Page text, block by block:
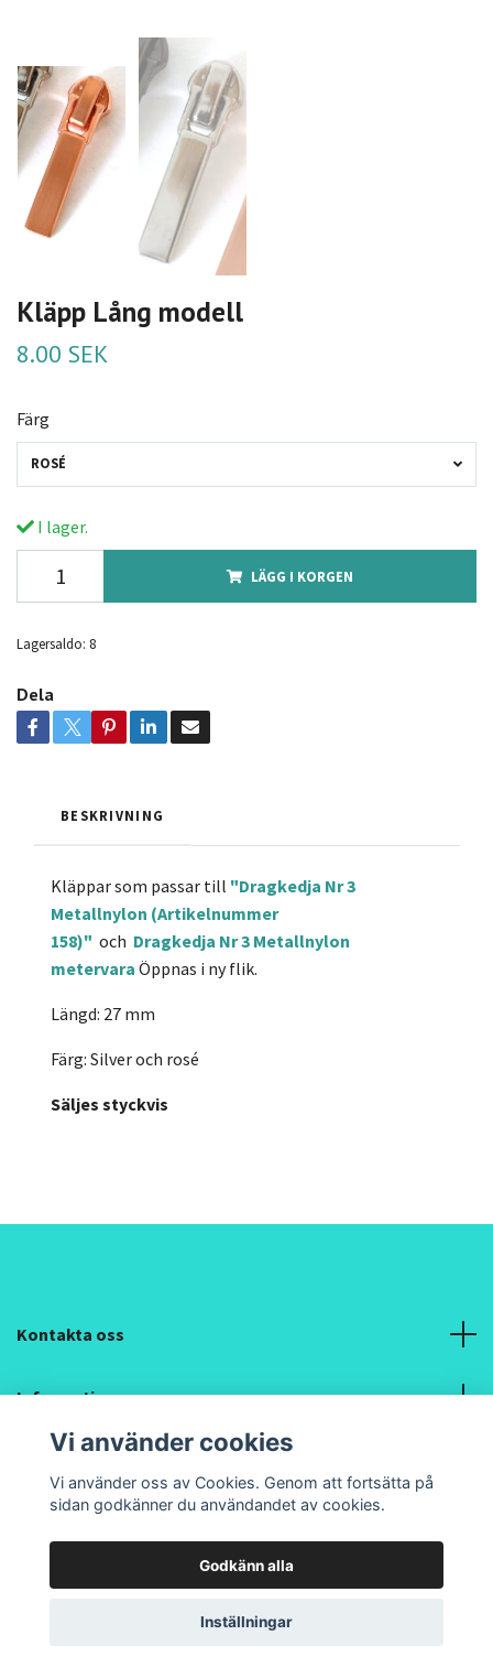
Kläpp Lång modell
8.00 SEK
Färg
ROSÉ
I lager.
LÄGG I KORGEN
Lagersaldo: 8
Dela
BESKRIVNING
Kläppar som passar till "Dragkedja Nr 3
Metallnylon (Artikelnummer
158)" och Dragkedja Nr 3 Metallnylon
metervara Öppnas i ny flik.
Längd: 27 mm
Färg: Silver och rosé
Säljes styckvis
Kontakta oss
Information
Sociala medier
© 2026 Pipilacha Textil Design och Hantverk
Vi använder cookies
Vi använder oss av Cookies. Genom att fortsätta på
sidan godkänner du användandet av cookies.
Godkänn alla
Inställningar